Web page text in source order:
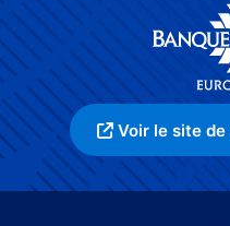
Voir le site de